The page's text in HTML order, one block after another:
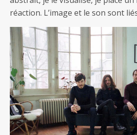
réaction. L’image et le son sont